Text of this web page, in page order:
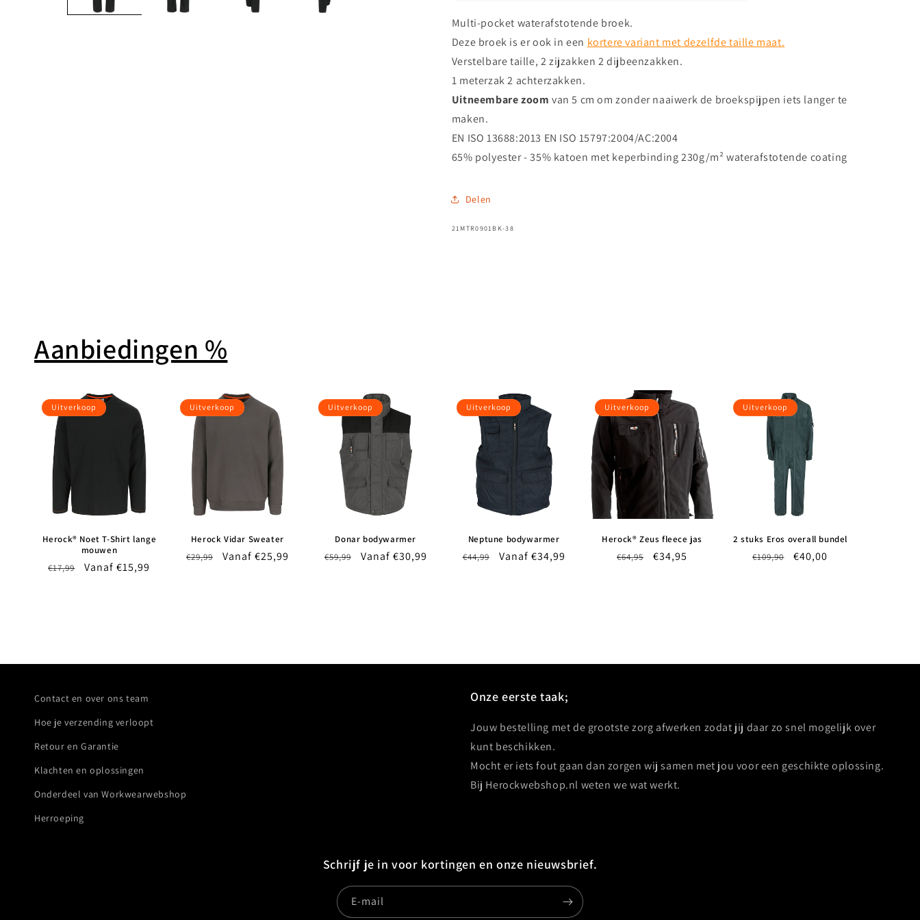
Multi-pocket waterafstotende broek.
Deze broek is er ook in een kortere variant met dezelfde taille maat.
Verstelbare taille, 2 zijzakken 2 dijbeenzakken.
1 meterzak 2 achterzakken.
Uitneembare zoom van 5 cm om zonder naaiwerk de broekspijpen iets langer te
maken.
EN ISO 13688:2013 EN ISO 15797:2004/AC:2004
65% polyester - 35% katoen met keperbinding 230g/m² waterafstotende coating
Delen
SKU:
21MTR0901BK-38
Aanbiedingen %
Uitverkoop
Herock® Noet T-Shirt lange
mouwen
Normale
€17,99 Aanbiedingsprijs
Vanaf €15,99
Uitverkoop
Herock Vidar Sweater
Normale
€29,99 Aanbiedingsprijs
Vanaf €25,99
Uitverkoop
Donar bodywarmer
Normale
€59,99 Aanbiedingsprijs
Vanaf €30,99
Uitverkoop
Neptune bodywarmer
Normale
€44,99 Aanbiedingsprijs
Vanaf €34,99
Uitverkoop
Herock® Zeus fleece jas
Normale
€64,95 Aanbiedingsprijs
€34,95
Uitverkoop
2 stuks Eros overall bundel
Normale
€109,90 Aanbiedingsprijs
€40,00
Contact en over ons team
Hoe je verzending verloopt
Retour en Garantie
Klachten en oplossingen
Onderdeel van Workwearwebshop
Herroeping
Onze eerste taak;
Jouw bestelling met de grootste zorg afwerken zodat jij daar zo snel mogelijk over
kunt beschikken.
Mocht er iets fout gaan dan zorgen wij samen met jou voor een geschikte oplossing.
Bij Herockwebshop.nl weten we wat werkt.
Schrijf je in voor kortingen en onze nieuwsbrief.
E‑mail